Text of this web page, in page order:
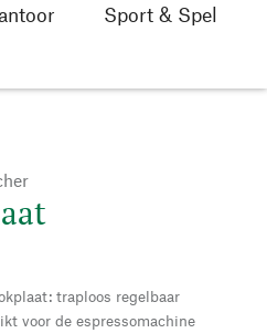
Sport & Spel
traploos regelbaar
voor de espressomachine